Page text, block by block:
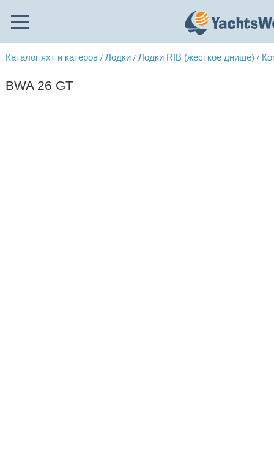
Каталог яхт и катеров / Лодки / Лодки RIB (жесткое днище) /
BWA 26 GT